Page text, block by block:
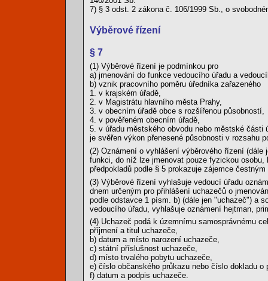
7) § 3 odst. 2 zákona č. 106/1999 Sb., o
Výběrové řízení
§ 7
(1) Výběrové řízení je podmínkou pro
a) jmenování do funkce vedoucího úřadu a
b) vznik pracovního poměru úředníka zařazeného
1. v krajském úřadě,
2. v Magistrátu hlavního města Prahy,
3. v obecním úřadě obce s rozšířenou působností,
4. v pověřeném obecním úřadě,
5. v úřadu městského obvodu nebo městské
je svěřen výkon přenesené působnosti v rozsahu
(2) Oznámení o vyhlášení výběrového řízení
funkci, do níž lze jmenovat pouze fyzickou
předpokladů podle § 5 prokazuje zájemce
(3) Výběrové řízení vyhlašuje vedoucí úřadu
dnem určeným pro přihlášení uchazečů o
podle odstavce 1 písm. b) (dále jen "uchazeč") a
vedoucího úřadu, vyhlašuje oznámení hejtman,
(4) Uchazeč podá k územnímu samosprávnému
příjmení a titul uchazeče,
b) datum a místo narození uchazeče,
c) státní příslušnost uchazeče,
d) místo trvalého pobytu uchazeče,
e) číslo občanského průkazu nebo číslo dokladu
f) datum a podpis uchazeče.